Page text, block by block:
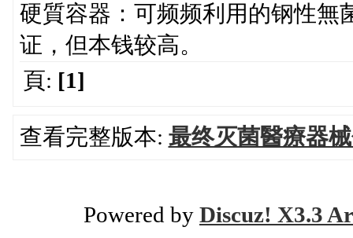
硬質容器：可频频利用的钢性無
证，但本钱较高。
頁: [1]
查看完整版本: 最终灭菌醫療器
Powered by Discuz! X3.3